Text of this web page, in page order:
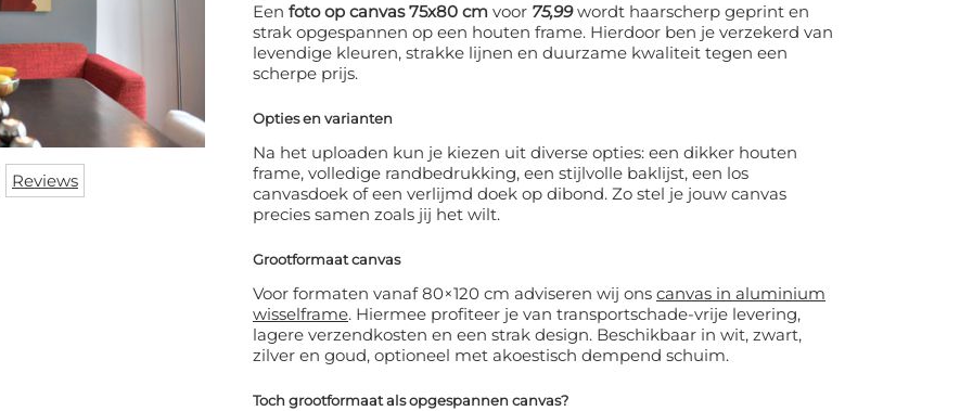
Reviews
Een foto op canvas 75x80 cm voor 75,99wordt haarscherp geprint en
strak opgespannen op een houten frame. Hierdoor ben je verzekerd van
levendige kleuren, strakke lijnen en duurzame kwaliteit tegen een
scherpe prijs.
Opties en varianten
Na het uploaden kun je kiezen uit diverse opties: een dikker houten
frame, volledige randbedrukking, een stijlvolle baklijst, een los
canvasdoek of een verlijmd doek op dibond. Zo stel je jouw canvas
precies samen zoals jij het wilt.
Grootformaat canvas
Voor formaten vanaf 80×120 cm adviseren wij ons canvas in aluminium
wisselframe. Hiermee profiteer je van transportschade-vrije levering,
lagere verzendkosten en een strak design. Beschikbaar in wit, zwart,
zilver en goud, optioneel met akoestisch dempend schuim.
Toch grootformaat als opgespannen canvas?